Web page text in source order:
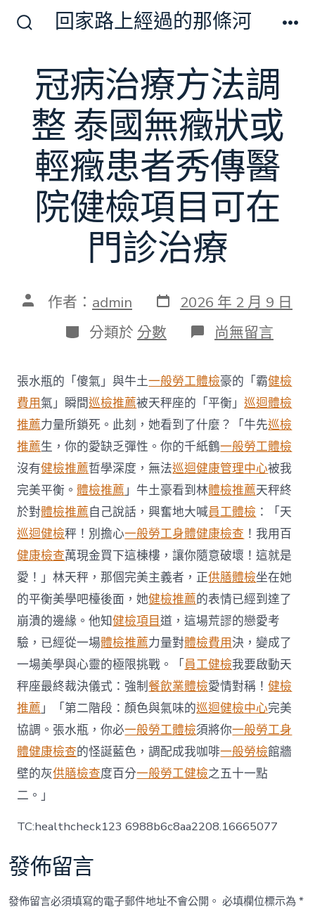
切
換
開
關
回家路上經過的那條河
冠病治療方法調
整 泰國無癥狀或
輕癥患者秀傳醫
院健檢項目可在
門診治療
文 作者： admin 發
表
日
期
2026 年 2 月 9 日
分
類
分類於 分數 在
〈冠
治
療
方
法
調
整
泰
國
無
癥
狀
或
輕
癥
患
者
秀
傳
醫
院
健
檢
項
目
可
在
門
診
治
療〉
尚無留言
張水瓶的「傻氣」與牛土一般勞工體檢豪的「霸健檢
費用氣」瞬間巡檢推薦被天秤座的「平衡」巡迴體檢
推薦力量所鎖死。此刻，她看到了什麼？「牛先巡檢
推薦生，你的愛缺乏彈性。你的千紙鶴一般勞工體檢
沒有健檢推薦哲學深度，無法巡迴健康管理中心被我
完美平衡。體檢推薦」牛土豪看到林體檢推薦天秤終
於對體檢推薦自己說話，興奮地大喊員工體檢 ：「天
巡迴健檢秤！別擔心一般勞工身體健康檢查 ！我用百
健康檢查萬現金買下這棟樓，讓你隨意破壞！這就是
愛！」林天秤，那個完美主義者，正供膳體檢坐在她
的平衡美學吧檯後面，她健檢推薦的表情已經到達了
崩潰的邊緣。他知健檢項目道，這場荒謬的戀愛考
驗，已經從一場體檢推薦力量對體檢費用決，變成了
一場美學與心靈的極限挑戰。「員工健檢我要啟動天
秤座最終裁決儀式：強制餐飲業體檢愛情對稱！健檢
推薦」「第二階段：顏色與氣味的巡迴健檢中心完美
協調。張水瓶，你必一般勞工體檢須將你一般勞工身
體健康檢查的怪誕藍色，調配成我咖啡一般勞檢館牆
壁的灰供膳檢查度百分一般勞工健檢之五十一點
二。」
TC:healthcheck123 6988b6c8aa2208.16665077
發佈留言
發佈留言必須填寫的電子郵件地址不會公開。 必填欄位標示為*